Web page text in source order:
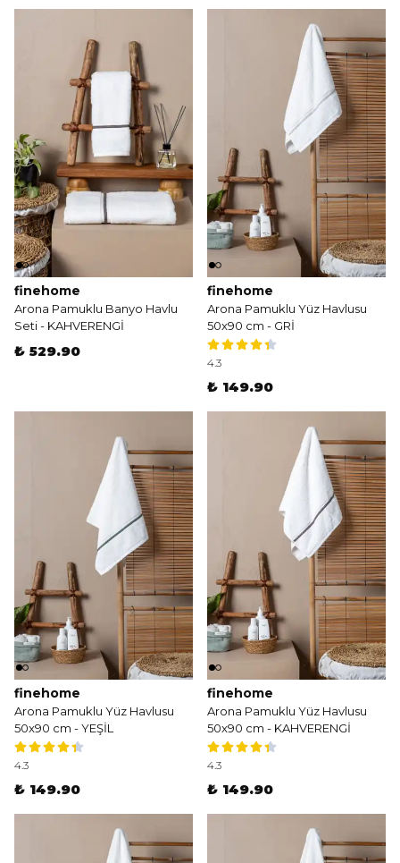
finehome
Arona Pamuklu Banyo Havlu
Seti - KAHVERENGİ
₺ 529.90
finehome
Arona Pamuklu Yüz Havlusu
50x90 cm - GRİ
4.3
₺ 149.90
finehome
Arona Pamuklu Yüz Havlusu
50x90 cm - YEŞİL
4.3
₺ 149.90
finehome
Arona Pamuklu Yüz Havlusu
50x90 cm - KAHVERENGİ
4.3
₺ 149.90